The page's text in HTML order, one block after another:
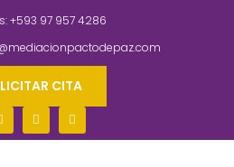
+593 97 957 4286
CITA